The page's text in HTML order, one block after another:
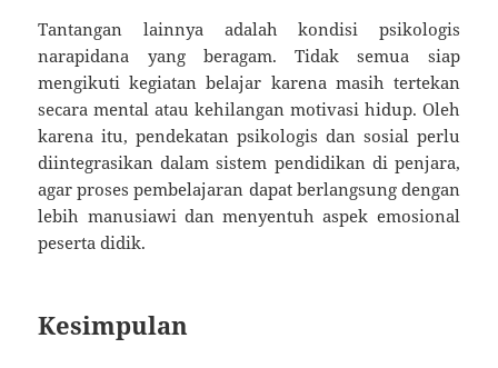
Tantangan lainnya adalah kondisi psikologis
narapidana yang beragam. Tidak semua siap
mengikuti kegiatan belajar karena masih tertekan
secara mental atau kehilangan motivasi hidup. Oleh
karena itu, pendekatan psikologis dan sosial perlu
diintegrasikan dalam sistem pendidikan di penjara,
agar proses pembelajaran dapat berlangsung dengan
lebih manusiawi dan menyentuh aspek emosional
peserta didik.
Kesimpulan